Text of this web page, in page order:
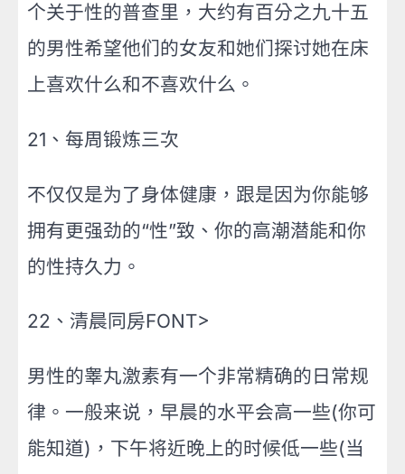
个关于性的普查里，大约有百分之九十五
的男性希望他们的女友和她们探讨她在床
上喜欢什么和不喜欢什么。
21、每周锻炼三次
不仅仅是为了身体健康，跟是因为你能够
拥有更强劲的“性”致、你的高潮潜能和你
的性持久力。
22、清晨同房FONT>
男性的睾丸激素有一个非常精确的日常规
律。一般来说，早晨的水平会高一些(你可
能知道)，下午将近晚上的时候低一些(当